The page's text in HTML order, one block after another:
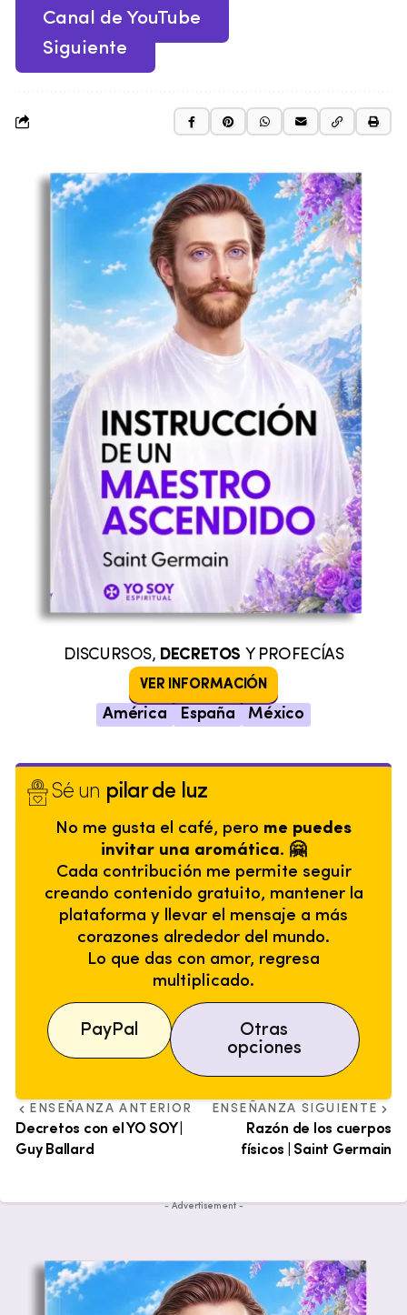
Canal de YouTube
Siguiente
DISCURSOS, DECRETOS Y PROFECÍAS
VER INFORMACIÓN
América España México
Sé un pilar de luz
No me gusta el café, pero me puedes
invitar una aromática. 🤗
Cada contribución me permite seguir
creando contenido gratuito, mantener la
plataforma y llevar el mensaje a más
corazones alrededor del mundo.
Lo que das con amor, regresa
multiplicado.
PayPal
Otras
opciones
ENSEÑANZA ANTERIOR
Decretos con el YO SOY |
Guy Ballard
ENSEÑANZA SIGUIENTE
Razón de los cuerpos
físicos | Saint Germain
- Advertisement -